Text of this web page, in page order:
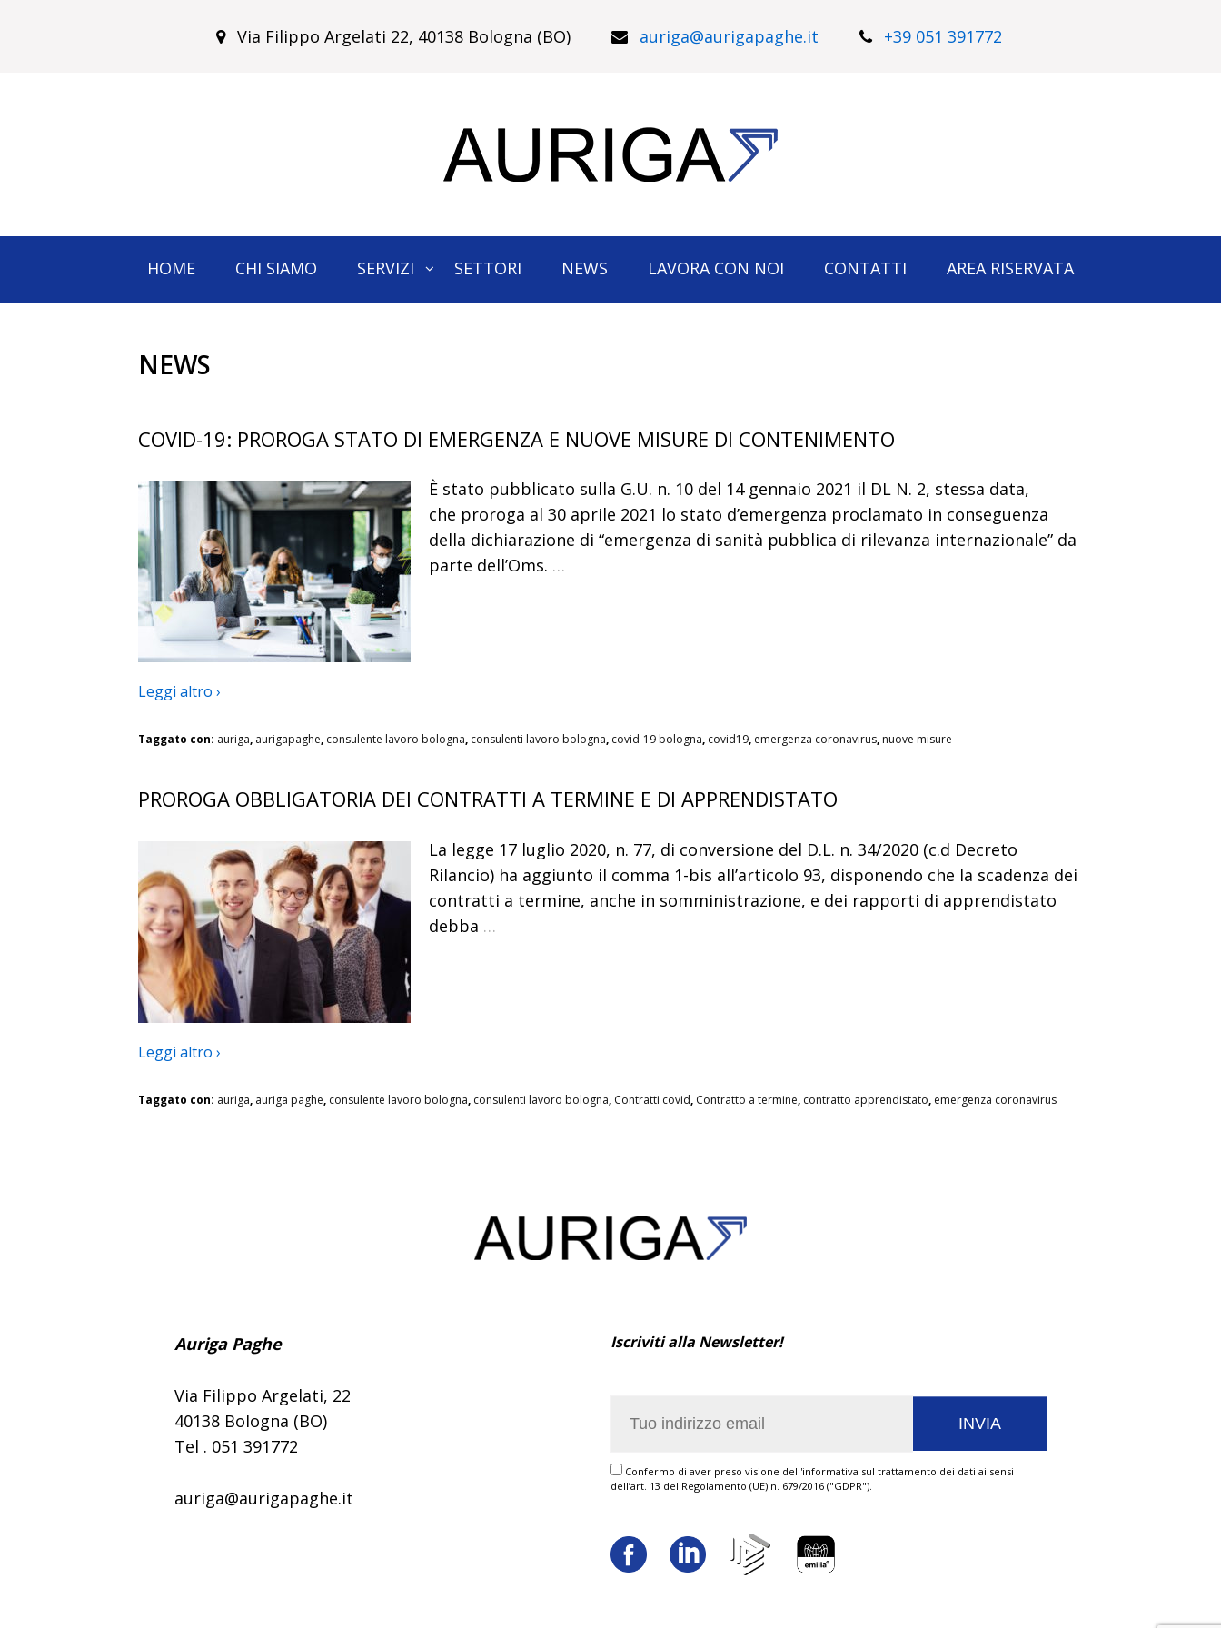
Via Filippo Argelati 22, 40138 Bologna (BO) auriga@aurigapaghe.it +39 051 391772
HOME CHI SIAMO SERVIZI SETTORI NEWS LAVORA CON NOI CONTATTI AREA RISERVATA
NEWS
COVID-19: PROROGA STATO DI EMERGENZA E NUOVE MISURE DI CONTENIMENTO
È stato pubblicato sulla G.U. n. 10 del 14 gennaio 2021 il DL N. 2, stessa data,
che proroga al 30 aprile 2021 lo stato d’emergenza proclamato in conseguenza
della dichiarazione di “emergenza di sanità pubblica di rilevanza internazionale” da
parte dell’Oms. …
Leggi altro ›
Taggato con: auriga, aurigapaghe, consulente lavoro bologna, consulenti lavoro bologna, covid-19 bologna, covid19, emergenza coronavirus, nuove misure
PROROGA OBBLIGATORIA DEI CONTRATTI A TERMINE E DI APPRENDISTATO
La legge 17 luglio 2020, n. 77, di conversione del D.L. n. 34/2020 (c.d Decreto
Rilancio) ha aggiunto il comma 1-bis all’articolo 93, disponendo che la scadenza dei
contratti a termine, anche in somministrazione, e dei rapporti di apprendistato
debba …
Leggi altro ›
Taggato con: auriga, auriga paghe, consulente lavoro bologna, consulenti lavoro bologna, Contratti covid, Contratto a termine, contratto apprendistato, emergenza coronavirus
Auriga Paghe
Via Filippo Argelati, 22
40138 Bologna (BO)
Tel . 051 391772
auriga@aurigapaghe.it
Iscriviti alla Newsletter!
Confermo di aver preso visione dell'informativa sul trattamento dei dati ai sensi
dell’art. 13 del Regolamento (UE) n. 679/2016 ("GDPR").